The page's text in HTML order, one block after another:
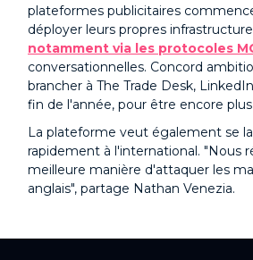
plateformes publicitaires
déployer leurs propres
notamment via les protocoles
conversationnelles. Concord
brancher à The Trade Desk,
fin de l'année, pour être encore
La plateforme veut également se
rapidement à l'international. "Nous
meilleure manière d'attaquer les
anglais", partage Nathan Venezia.